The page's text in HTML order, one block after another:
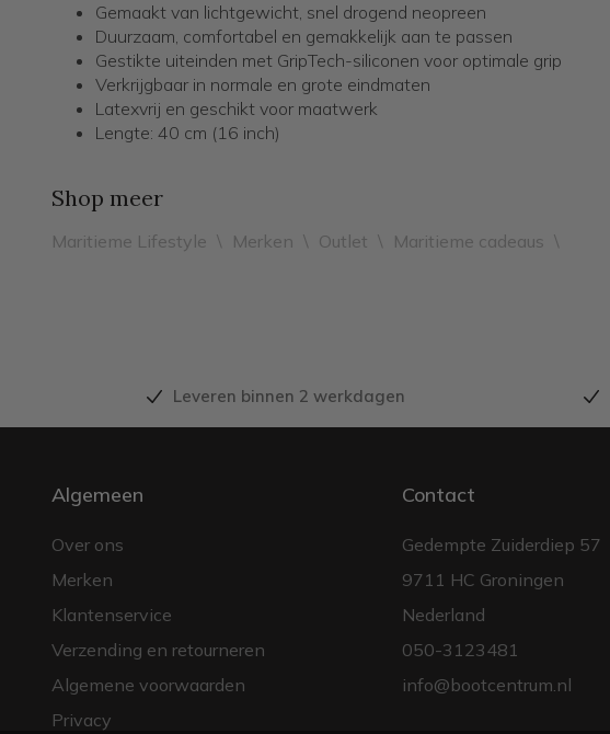
Gemaakt van lichtgewicht, snel drogend neopreen
Duurzaam, comfortabel en gemakkelijk aan te passen
Gestikte uiteinden met GripTech-siliconen voor optimale grip
Verkrijgbaar in normale en grote eindmaten
Latexvrij en geschikt voor maatwerk
Lengte: 40 cm (16 inch)
Shop meer
Maritieme Lifestyle \ Merken \ Outlet \ Maritieme cadeaus \
Leveren binnen 2 werkdagen
Algemeen
Over ons
Merken
Klantenservice
Verzending en retourneren
Algemene voorwaarden
Privacy
Contact
Gedempte Zuiderdiep 57
9711 HC Groningen
Nederland
050-3123481
info@bootcentrum.nl